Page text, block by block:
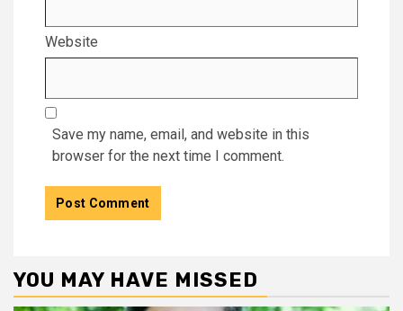
Website
Save my name, email, and website in this
browser for the next time I comment.
YOU MAY HAVE MISSED